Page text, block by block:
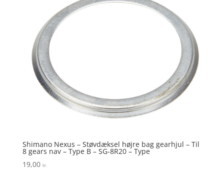
Shimano Nexus – Støvdæksel højre bag gearhjul – Til
8 gears nav – Type B – SG-8R20 – Type
19,00 kr.